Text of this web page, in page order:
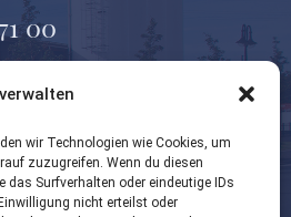
wir Technologien wie Cookies, um
zuzugreifen. Wenn du diesen
Surfverhalten oder eindeutige IDs
nicht erteilst oder
00
37